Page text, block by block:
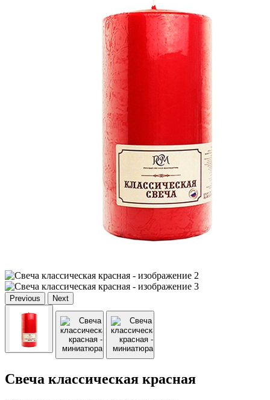
Previous Next
Свеча классическая красная